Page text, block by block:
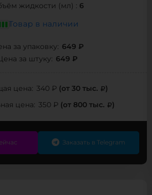
жидкости (мл) : 6
Товар в наличии
за упаковку: 649 ₽
за штуку: 649 ₽
цена: 340 ₽ (от 30 тыс. )
цена: 350 ₽ (от 800 тыс. )
Заказать в Telegram